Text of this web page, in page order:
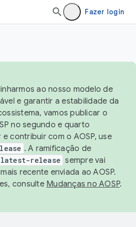
Fazer login
ao nosso modelo de
e garantir a estabilidade da
vamos publicar o
no segundo e quarto
contribuir com o AOSP, use
. A ramificação de
release sempre vai
recente enviada ao AOSP.
consulte Mudanças no AOSP.